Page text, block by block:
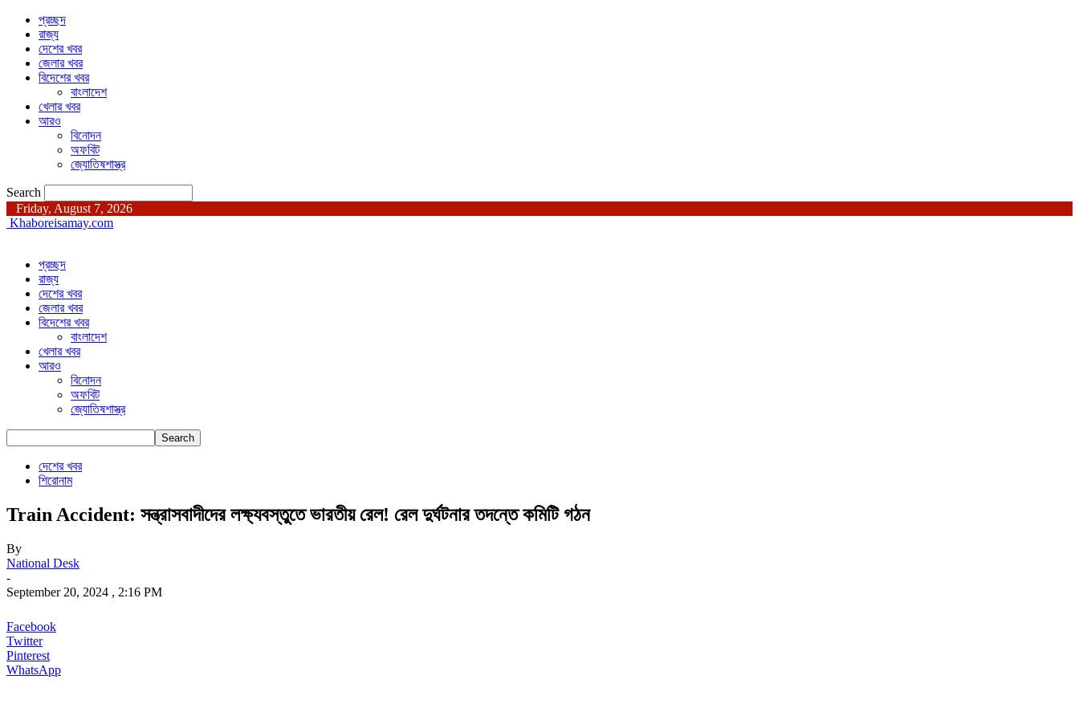
প্রচ্ছদ
রাজ্য
দেশের খবর
জেলার খবর
বিদেশের খবর
বাংলাদেশ
খেলার খবর
আরও
বিনোদন
অফবিট
জ্যোতিষশাস্ত্র
Search
Friday, August 7, 2026
Khaboreisamay.com
প্রচ্ছদ
রাজ্য
দেশের খবর
জেলার খবর
বিদেশের খবর
বাংলাদেশ
খেলার খবর
আরও
বিনোদন
অফবিট
জ্যোতিষশাস্ত্র
দেশের খবর
শিরোনাম
Train Accident: সন্ত্রাসবাদীদের লক্ষ্যবস্তুতে ভারতীয় রেল! রেল দুর্ঘটনার তদন্তে কমিটি গঠন
By
National Desk
-
September 20, 2024 , 2:16 PM
Facebook
Twitter
Pinterest
WhatsApp